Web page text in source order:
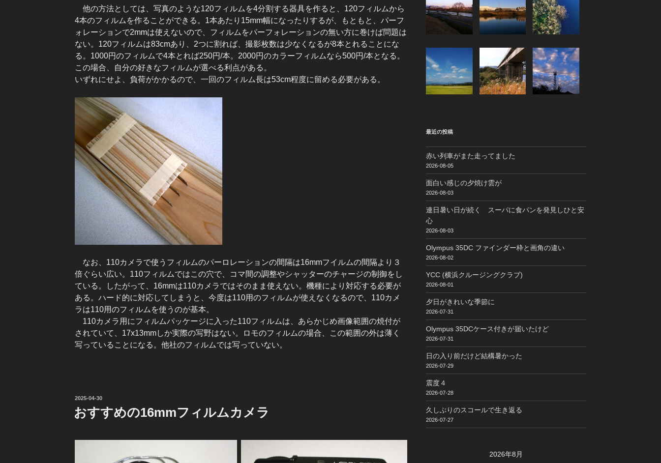
他の方法としては、写真のような120フィルムを4分割する器具を作ると、120フィルムから
4本のフィルムを作ることができる。1本あたり15mm幅になったりするが、もともと、パーフ
ォレーションで2mmは使えないので、フィルムをパーフォレーションの無い方に巻けば問題は
ない。120フィルムは83cmあり、2つに割れば、撮影枚数は少なくなるが8本とれることにな
る。1000円のフィルムで4本とれば250円/本。2000円のカラーフィルムなら500円/本となる。
この場合、自分の好きなフィルムが選べる利点がある。
いずれにせよ、負荷がかかるので、一回のフィルム長は53cm程度に留める必要がある。
なお、110カメラで使うフィルムのパーロレーションの間隔は16mmフイルムの間隔より３
倍ぐらい広い。110フィルムではこの穴で、コマ間の調整やシャッターのチャージの制御をし
ている。したがって、16mmは110カメラではそのまま使えない。機種により対応する必要が
ある。ハード的に対応してしまうと、今度は110用のフィルムが使えなくなるので、110カメ
ラは110用のフィルムを使うのが基本。
110カメラ用にフィルムパッケージに入った110フィルムは、あらかじめ画像範囲の焼付が
されていて、17x13mmしか実際の写野はない。ロモのフィルムの場合、この範囲の外は薄く
写っていることになる。他社のフィルムでは写っていない。
投
日:
2025-04-30
おすすめの16mmフィルムカメラ
最近の投稿
赤い列車がまた走ってました
2026-08-05
面白い感じの夕焼け雲が
2026-08-03
連日暑い日が続く スーパに食パンを発見しひと安
心
2026-08-03
Olympus 35DC ファインダー枠と画角の違い
2026-08-02
YCC (横浜クルージングクラブ)
2026-08-01
夕日がきれいな季節に
2026-07-31
Olympus 35DCケース付きが届いたけど
2026-07-31
日の入り前だけど結構暑かった
2026-07-29
震度４
2026-07-28
久しぶりのスコールで生き返る
2026-07-27
2026年8月